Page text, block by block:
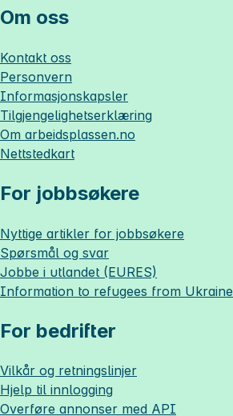
Om oss
Kontakt oss
Personvern
Informasjonskapsler
Tilgjengelighetserklæring
Om arbeidsplassen.no
Nettstedkart
For jobbsøkere
Nyttige artikler for jobbsøkere
Spørsmål og svar
Jobbe i utlandet (EURES)
Information to refugees from Ukraine
For bedrifter
Vilkår og retningslinjer
Hjelp til innlogging
Overføre annonser med API